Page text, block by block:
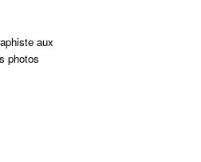
aux
photos